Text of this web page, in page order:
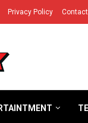
Privacy Policy